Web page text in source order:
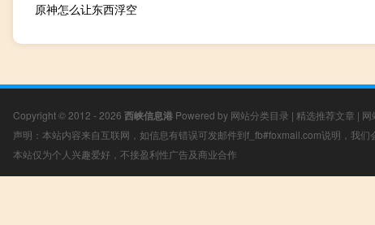
原神怎么让东西浮空
Copyright © 2012 - 2026 西峡信息港 Powered by 网站分类目录 | 精选推荐文章 | 网
声明：本站内容来自互联网，如信息有错误可发邮件到f_fb#foxmail.com说明，我们
本站仅为个人兴趣爱好，不接盈利性广告及商业合作